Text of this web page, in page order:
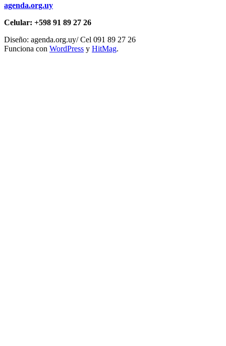
agenda.org.uy
Celular: +598 91 89 27 26
Diseño: agenda.org.uy/ Cel 091 89 27 26
Funciona con WordPress y HitMag.